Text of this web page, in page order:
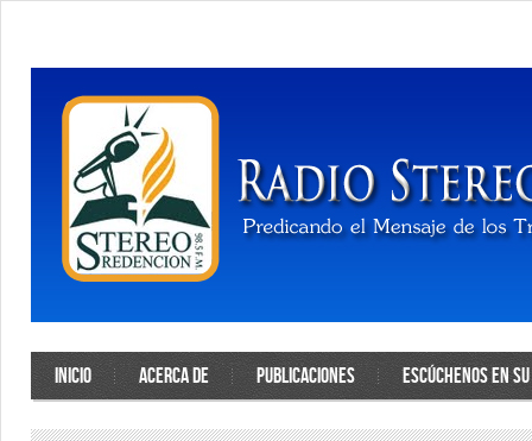
INICIO ACERCA DE PUBLICACIONES ESCÚCHENOS EN